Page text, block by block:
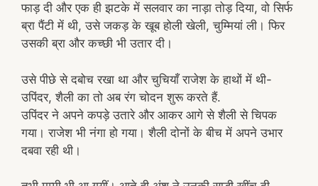
फाड़ दी और एक ही झटके में सलवार का नाड़ा तोड़ दिया, वो सिर्फ
ब्रा पैंटी में थी, उसे जकड़ के खूब होली खेली, चुम्मियां ली। फिर
उसकी ब्रा और कच्छी भी उतार दी।
उसे पीछे से दबोच रखा था और चुचियाँ राजेश के हाथों में थी-
उपिंदर, शैली का तो अब रंग चोदन शुरू करते हैं.
उपिंदर ने अपने कपड़े उतारे और आकर आगे से शैली से चिपक
गया। राजेश भी नंगा हो गया। शैली दोनों के बीच में अपने उभार
दबवा रही थी।